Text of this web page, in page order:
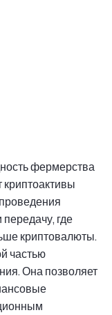
фермерства
где
криптовалюты.
частью
Она позволяет